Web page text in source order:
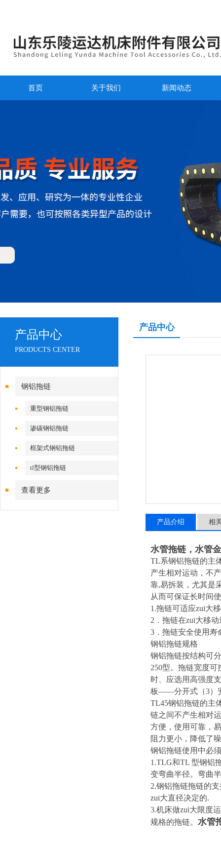
首页 关于我们 新闻动态
产品中心
PRODUCTS CENTER
钢铝拖链
重型钢铝拖链
渗碳钢铝拖链
框架式钢铝拖链
tl型钢铝拖链
查看更多
产品中心
产品介绍 相
水管拖链，水管
TL系钢铝拖链的主
产生相对运动，不
靠,易拆装，尤其是
从而可保证长时间
1.拖链可适应zui大
2 ．拖链在zui大移
3 ．拖链安全使用
钢铝拖链规格
钢铝拖链按结构可
250型。拖链宽度
时、应选用高强度
板——分开式（3）
TL45钢铝拖链的主
链之间不产生相对
方便，使用可靠，
阻力更小，降低了
钢铝拖链使用中必
1.TLG和TL 型钢铝
变弯曲半径。弯曲
2.钢铝拖链拖链的支
zui大直径决定的.
3.机床做zui大限度
规格的拖链。 水管